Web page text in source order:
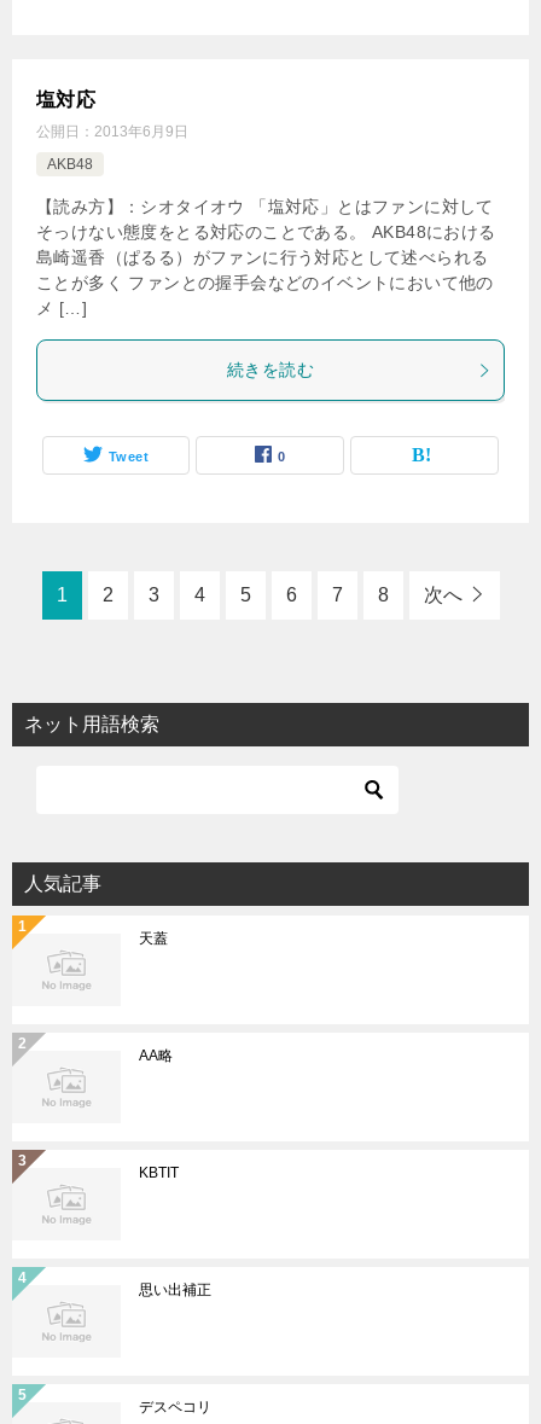
塩対応
公開日： 2013年6月9日
AKB48
【読み方】：シオタイオウ 「塩対応」とはファンに対して
そっけない態度をとる対応のことである。 AKB48における
島崎遥香（ぱるる）がファンに行う対応として述べられる
ことが多く ファンとの握手会などのイベントにおいて他の
メ […]
続きを読む
Tweet 0
1 2 3 4 5 6 7 8 次へ
ネット用語検索
人気記事
天蓋
AA略
KBTIT
思い出補正
デスペコリ